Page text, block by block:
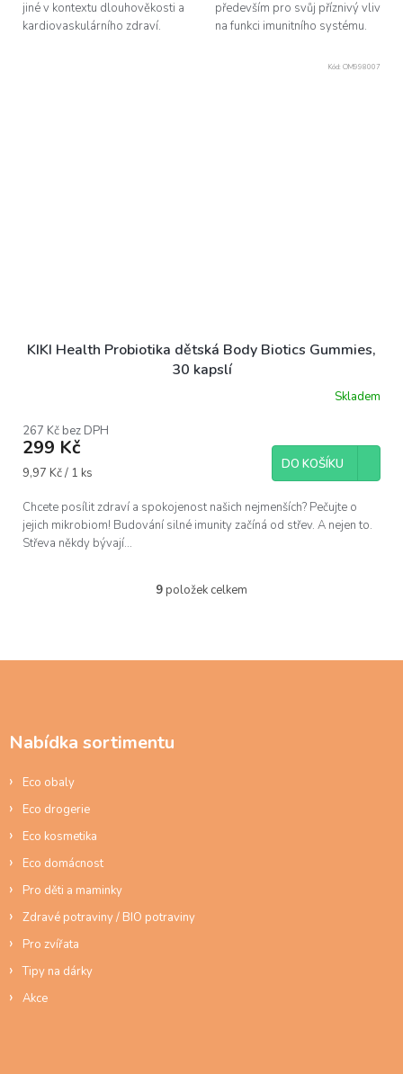
jiné v kontextu dlouhověkosti a
kardiovaskulárního zdraví.
především pro svůj příznivý vliv
na funkci imunitního systému.
KIKI Health Probiotika dětská Body Biotics Gummies,
30 kapslí
Skladem
267 Kč bez DPH
299 Kč
Měrná
9,97 Kč / 1 ks
DO KOŠÍKU
Chcete posílit zdraví a spokojenost našich nejmenších? Pečujte o
jejich mikrobiom! Budování silné imunity začíná od střev. A nejen to.
Střeva někdy bývají...
Kód: OM998007
O
d
9 položek celkem
Nabídka sortimentu
Eco obaly
Eco drogerie
Eco kosmetika
Eco domácnost
Pro děti a maminky
Zdravé potraviny / BIO potraviny
Pro zvířata
Tipy na dárky
Akce